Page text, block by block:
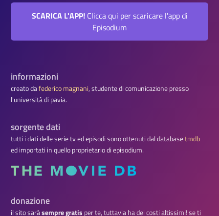
SCARICA L'APP!Clicca qui per scaricare l'app di
Episodium
informazioni
creato dafederico magnani, studente di comunicazione presso
l'università di pavia.
sorgente dati
tutti i dati delle serie tv ed episodi sono ottenuti dal databasetmdb
ed importati in quello proprietario di episodium.
donazione
il sito saràsempre gratis per te, tuttavia ha dei costi altissimi! se ti